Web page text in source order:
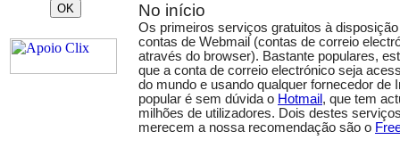
No início
Os primeiros serviços gratuitos à
contas de Webmail (contas de correio
através do browser). Bastante populares,
que a conta de correio electrónico seja
do mundo e usando qualquer fornecedor de
popular é sem dúvida o Hotmail , que tem
milhões de utilizadores. Dois destes
merecem a nossa recomendação são o